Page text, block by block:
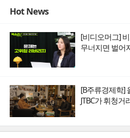
Hot News
[비디오머그]
무너지면 벌어
[B주류경제학]
JTBC가 휘청거